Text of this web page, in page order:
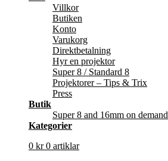
Villkor
Butiken
Konto
Varukorg
Direktbetalning
Hyr en projektor
Super 8 / Standard 8
Projektorer – Tips & Trix
Press
Butik
Super 8 and 16mm on demand
Kategorier
0 kr 0 artiklar